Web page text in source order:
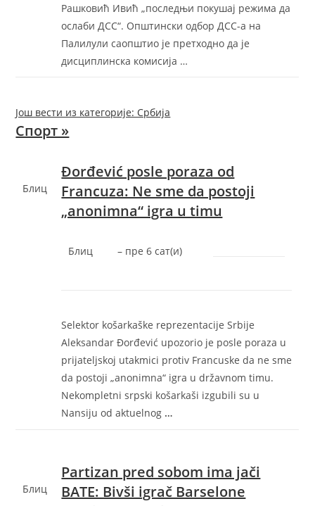
Рашковић Ивић „последњи покушај режима да
ослаби ДСС“. Општински одбор ДСС-а на
Палилули саопштио је претходно да је
дисциплинска комисија …
Још вести из категорије: Србија
Спорт »
Блиц
Đorđević posle poraza od
Francuza: Ne sme da postoji
„anonimna“ igra u timu
Блиц – ‎пре 6 сат(и)‎
Selektor košarkaške reprezentacije Srbije
Aleksandar Đorđević upozorio je posle poraza u
prijateljskoj utakmici protiv Francuske da ne sme
da postoji „anonimna“ igra u državnom timu.
Nekompletni srpski košarkaši izgubili su u
Nansiju od aktuelnog …
Блиц
Partizan pred sobom ima jači
BATE: Bivši igrač Barselone